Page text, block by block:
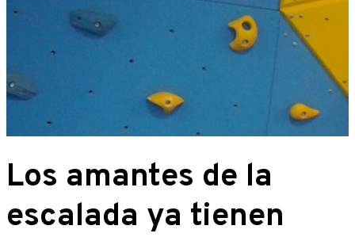
Los amantes de la
escalada ya tienen